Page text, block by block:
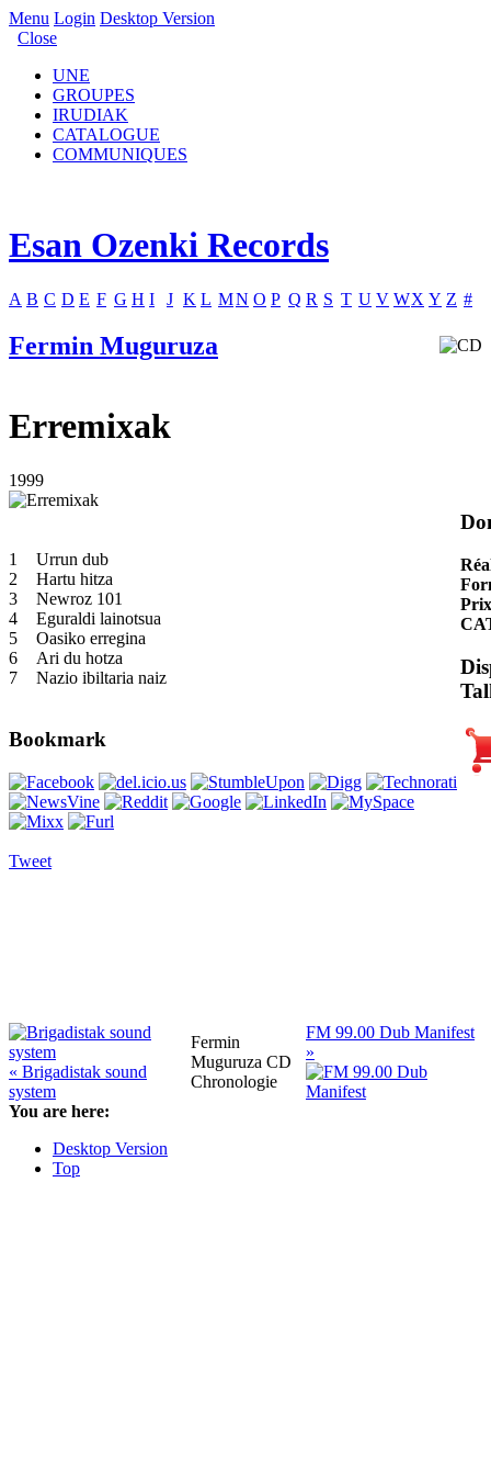
Menu Login Desktop Version
Close
UNE
GROUPES
IRUDIAK
CATALOGUE
COMMUNIQUES
Esan Ozenki Records
A B C D E F G H I J K L MN O P Q R S T U V WX Y Z #
Fermin Muguruza
Erremixak
1999
1
Urrun dub
2
Hartu hitza
3
Newroz 101
4
Eguraldi lainotsua
5
Oasiko erregina
6
Ari du hotza
7
Nazio ibiltaria naiz
Bookmark
Tweet
Prix
« Brigadistak sound
system
Fermin
Muguruza CD
Chronologie
FM 99.00 Dub Manifest
»
You are here:
Desktop Version
Top